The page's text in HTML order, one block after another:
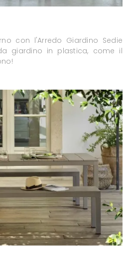
con l'Arredo Giardino Sedie
giardino in plastica, come il